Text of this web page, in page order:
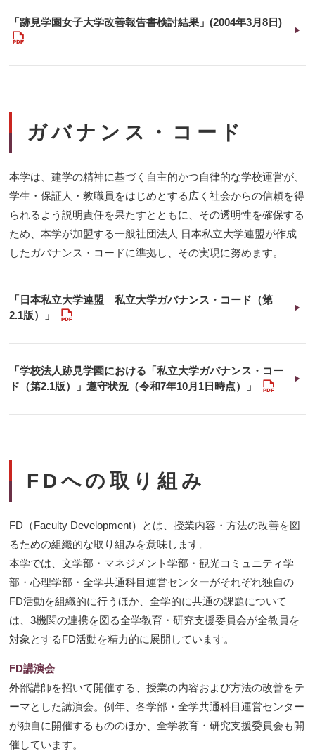
ン
ド
「跡見学園女子大学改善報告書検討結果」(2004年3月8日)
ガバナンス・コード
本学は、建学の精神に基づく自主的かつ自律的な学校運営が、
学生・保証人・教職員をはじめとする広く社会からの信頼を得
られるよう説明責任を果たすとともに、その透明性を確保する
ため、本学が加盟する一般社団法人 日本私立大学連盟が作成
したガバナンス・コードに準拠し、その実現に努めます。
「日本私立大学連盟 私立大学ガバナンス・コード（第
2.1版）」
「学校法人跡見学園における「私立大学ガバナンス・コー
ド（第2.1版）」遵守状況（令和7年10月1日時点）」
PDF
FDへの取り組み
FD（Faculty Development）とは、授業内容・方法の改善を図
るための組織的な取り組みを意味します。
本学では、文学部・マネジメント学部・観光コミュニティ学
部・心理学部・全学共通科目運営センターがそれぞれ独自の
FD活動を組織的に行うほか、全学的に共通の課題について
は、3機関の連携を図る全学教育・研究支援委員会が全教員を
対象とするFD活動を精力的に展開しています。
FD講演会
外部講師を招いて開催する、授業の内容および方法の改善をテ
ーマとした講演会。例年、各学部・全学共通科目運営センター
が独自に開催するもののほか、全学教育・研究支援委員会も開
催しています。